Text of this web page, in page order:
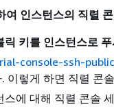
여 인스턴스의 직렬
릭 키를 인스턴스로
console-ssh-
이렇게 하면 직렬 콘
스에 대해 직렬 콘솔